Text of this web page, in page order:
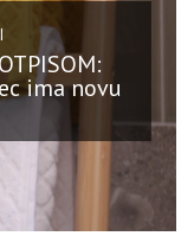
ima novu